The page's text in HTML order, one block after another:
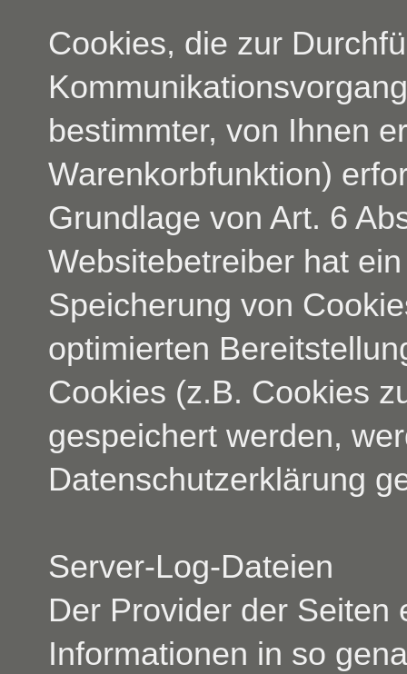
Cookies, die zur
bestimmter, von Ihnen
Warenkorbfunktion)
Grundlage von Art. 6
Websitebetreiber hat
Speicherung von
optimierten
Cookies (z.B. Cookies
gespeichert werden,
Datenschutzerklärung
Server-Log-Dateien
Der Provider der Seiten
Informationen in so